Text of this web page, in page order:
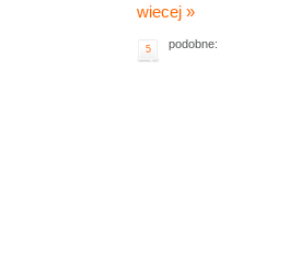
wiecej »
5 podobne: